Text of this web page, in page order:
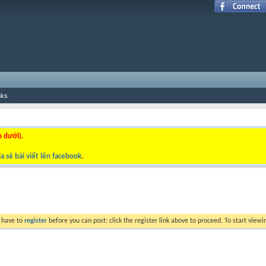
dưới).
sẻ bài viết lên facebook.
to register before you can post: click the register link above to proceed. To start